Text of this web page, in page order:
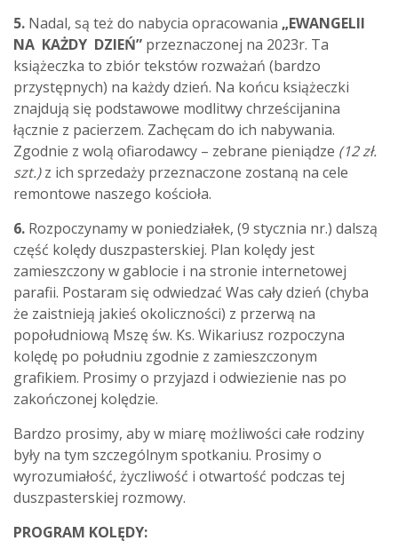
5. Nadal, są też do nabycia opracowania „EWANGELII
NA KAŻDY DZIEŃ” przeznaczonej na 2023r. Ta
książeczka to zbiór tekstów rozważań (bardzo
przystępnych) na każdy dzień. Na końcu książeczki
znajdują się podstawowe modlitwy chrześcijanina
łącznie z pacierzem. Zachęcam do ich nabywania.
Zgodnie z wolą ofiarodawcy – zebrane pieniądze (12 zł.
szt.)z ich sprzedaży przeznaczone zostaną na cele
remontowe naszego kościoła.
6. Rozpoczynamy w poniedziałek, (9 stycznia nr.) dalszą
część kolędy duszpasterskiej. Plan kolędy jest
zamieszczony w gablocie i na stronie internetowej
parafii. Postaram się odwiedzać Was cały dzień (chyba
że zaistnieją jakieś okoliczności) z przerwą na
popołudniową Mszę św. Ks. Wikariusz rozpoczyna
kolędę po południu zgodnie z zamieszczonym
grafikiem. Prosimy o przyjazd i odwiezienie nas po
zakończonej kolędzie.
Bardzo prosimy, aby w miarę możliwości całe rodziny
były na tym szczególnym spotkaniu. Prosimy o
wyrozumiałość, życzliwość i otwartość podczas tej
duszpasterskiej rozmowy.
PROGRAM KOLĘDY: